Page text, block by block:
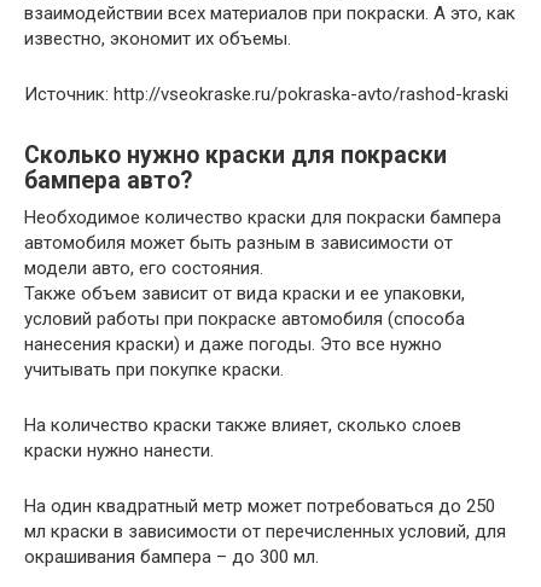
взаимодействии всех материалов при покраски. А это, как
известно, экономит их объемы.
Источник: http://vseokraske.ru/pokraska-avto/rashod-kraski
Сколько нужно краски для покраски
бампера авто?
Необходимое количество краски для покраски бампера
автомобиля может быть разным в зависимости от
модели авто, его состояния.
Также объем зависит от вида краски и ее упаковки,
условий работы при покраске автомобиля (способа
нанесения краски) и даже погоды. Это все нужно
учитывать при покупке краски.
На количество краски также влияет, сколько слоев
краски нужно нанести.
На один квадратный метр может потребоваться до 250
мл краски в зависимости от перечисленных условий, для
окрашивания бампера – до 300 мл.